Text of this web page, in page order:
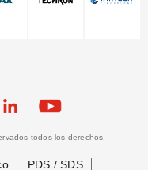
todos los derechos.
PDS / SDS